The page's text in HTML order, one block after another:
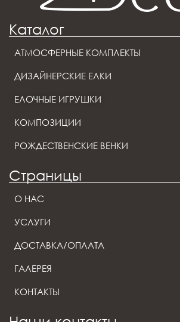
Каталог
АТМОСФЕРНЫЕ КОМПЛЕКТЫ
ДИЗАЙНЕРСКИЕ ЕЛКИ
ЕЛОЧНЫЕ ИГРУШКИ
КОМПОЗИЦИИ
РОЖДЕСТВЕНСКИЕ ВЕНКИ
Страницы
О НАС
УСЛУГИ
ДОСТАВКА/ОПЛАТА
ГАЛЕРЕЯ
КОНТАКТЫ